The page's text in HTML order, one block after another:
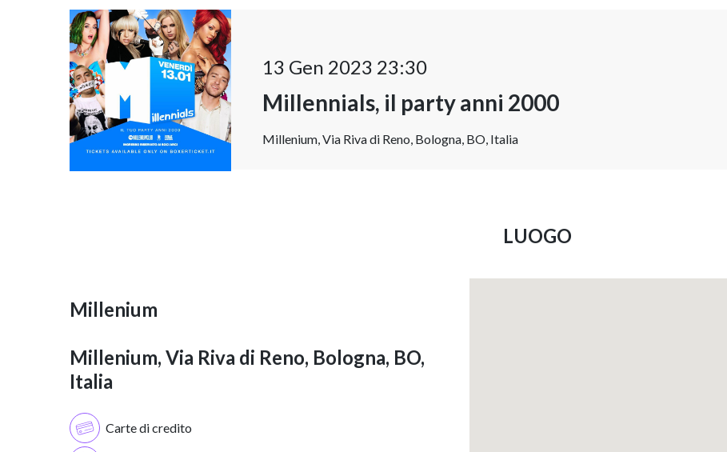
13 Gen 2023 23:30
Millennials, il party anni 2000
Millenium, Via Riva di Reno, Bologna, BO, Italia
LUOGO
Millenium
Millenium, Via Riva di Reno, Bologna, BO,
Italia
Carte di credito